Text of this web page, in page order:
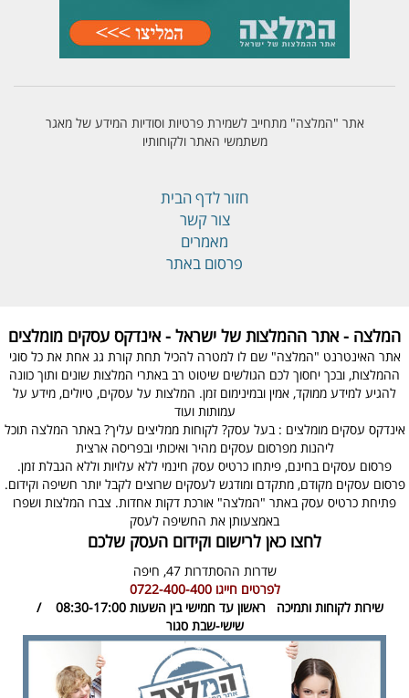
אתר "המלצה" מתחייב לשמירת פרטיות וסודיות המידע של מאגר
משתמשי האתר ולקוחותיו
חזור לדף הבית
צור קשר
מאמרים
פרסום באתר
המלצה - אתר ההמלצות של ישראל - אינדקס עסקים מומלצים
אתר האינטרנט "המלצה" שם לו למטרה להכיל תחת קורת גג אחת את כל סוגי
ההמלצות, ובכך יחסוך לכם הגולשים שיטוט רב באתרי המלצות שונים ותוך כוונה
להגיע למידע ממוקד, אמין ובמינימום זמן. המלצות על עסקים, טיולים, מידע על
עמותות ועוד
אינדקס עסקים מומלצים : בעל עסק? לקוחות ממליצים עליך? באתר המלצה תוכל
ליהנות מפרסום עסקים מהיר ואיכותי ובפריסה ארצית
פרסום עסקים בחינם, פיתחו כרטיס עסק חינמי ללא עלויות וללא הגבלת זמן.
פרסום עסקים מקודם, מתקדם ומודגש לעסקים שרוצים לקבל יותר חשיפה וקידום.
פתיחת כרטיס עסק באתר "המלצה" אורכת דקות אחדות. צברו המלצות ושפרו
באמצעותן את החשיפה לעסק
לחצו כאן לרישום וקידום העסק שלכם
שדרות ההסתדרות 47,
חיפה
לפרטים חייגו0722-400-400
שירות לקוחות ותמיכה
ראשון עד חמישי בין השעות 08:30-17:00 /
שישי-שבת סגור